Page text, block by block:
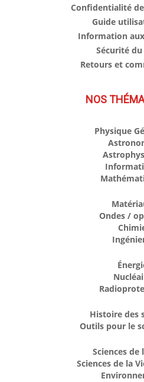
Confidentialité
Guide
Information
Sécurité
Retours et
NOS
Physique
Ondes /
Histoire des
Outils pour le
Sciences de
Sciences de la